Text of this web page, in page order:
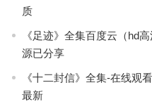
质
《足迹》全集百度云（hd
源已分享
《十二封信》全集-在线观
最新